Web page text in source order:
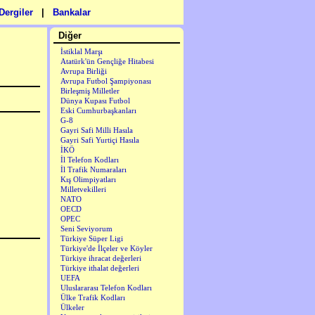
Dergiler Bankalar
Diğer
İstiklal Marşı
Atatürk'ün Gençliğe Hitabesi
Avrupa Birliği
Avrupa Futbol Şampiyonası
Birleşmiş Milletler
Dünya Kupası Futbol
Eski Cumhurbaşkanları
G-8
Gayri Safi Milli Hasıla
Gayri Safi Yurtiçi Hasıla
İKÖ
İl Telefon Kodları
İl Trafik Numaraları
Kış Olimpiyatları
Milletvekilleri
NATO
OECD
OPEC
Seni Seviyorum
Türkiye Süper Ligi
Türkiye'de İlçeler ve Köyler
Türkiye ihracat değerleri
Türkiye ithalat değerleri
UEFA
Uluslararası Telefon Kodları
Ülke Trafik Kodları
Ülkeler